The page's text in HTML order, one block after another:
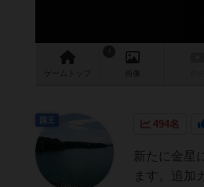
ゲーム 画像
494名
新たに金星
ます。追加
国王